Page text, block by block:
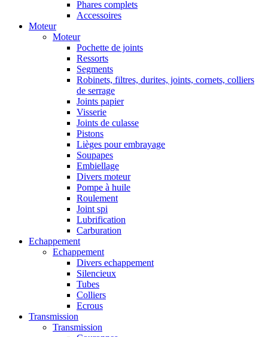
Phares complets
Accessoires
Moteur
Moteur
Pochette de joints
Ressorts
Segments
Robinets, filtres, durites, joints, cornets, colliers
de serrage
Joints papier
Visserie
Joints de culasse
Pistons
Lièges pour embrayage
Soupapes
Embiellage
Divers moteur
Pompe à huile
Roulement
Joint spi
Lubrification
Carburation
Echappement
Echappement
Divers echappement
Silencieux
Tubes
Colliers
Ecrous
Transmission
Transmission